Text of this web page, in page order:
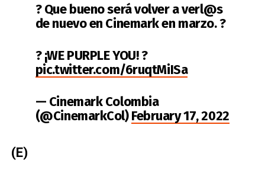
? Que bueno será volver a verl@s
de nuevo en Cinemark en marzo. ?
? ¡WE PURPLE YOU! ?
pic.twitter.com/6ruqtMiISa
— Cinemark Colombia
(@CinemarkCol)February 17, 2022
(E)